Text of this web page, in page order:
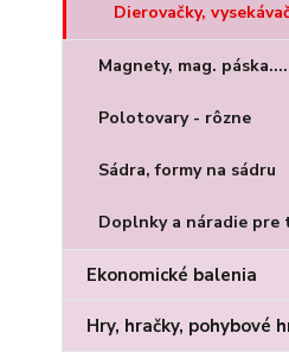
Dierovačky,
Magnety, mag.
Polotovary - rôzne
Sádra, formy na sádru
Doplnky a náradie pre
Ekonomické balenia
Hry, hračky, pohybové